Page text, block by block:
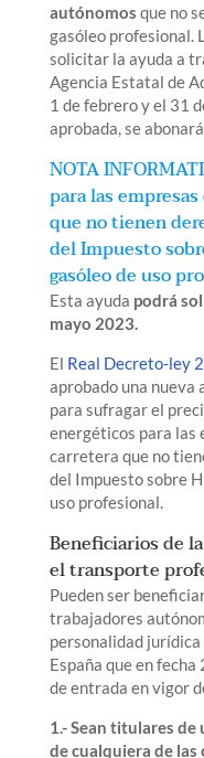
autónomos que no
gasóleo profesional.
solicitar la ayuda a
Agencia Estatal de
1 de febrero y el 31
aprobada, se
NOTA
para las
que no tienen
del Impuesto
gasóleo de uso
Esta ayuda podrá
mayo 2023.
El Real Decreto-ley
aprobado una
para sufragar el
energéticos para las
carretera que no
del Impuesto sobre
uso profesional.
Beneficiarios de
el transporte
Pueden ser
trabajadores
personalidad
España que en
de entrada en vigor
1.- Sean titulares
de cualquiera de las